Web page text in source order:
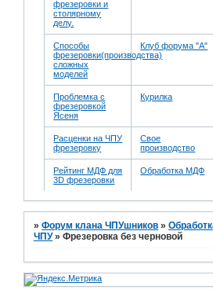
фрезеровки и
столярному
делу.
Способы
фрезеровки(производства)
сложных
моделей
Клуб форума "А"
Проблемка с
фрезеровкой
Ясеня
Курилка
Расценки на ЧПУ
фрезеровку
Свое
производство
Рейтинг МДФ для
3D фрезеровки
Обработка МДФ
»Форум клана ЧПУшников »
ЧПУ »Фрезеровка без черновой